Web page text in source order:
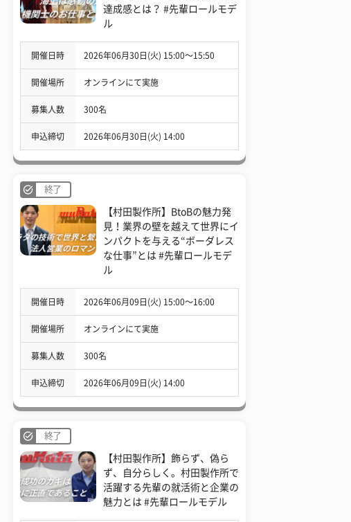
達成感とは？ #先輩ロールモデ
ル
開催日時 2026年06月30日(火) 15:00〜15:50
開催場所 オンラインにて実施
募集人数 300名
申込締切 2026年06月30日(火) 14:00
終了
【村田製作所】BtoBの魅力発
見！業界の壁を越えて世界にイ
ンパクトを与える“ボーダレス
な仕事”とは #先輩ロールモデ
ル
開催日時 2026年06月09日(火) 15:00〜16:00
開催場所 オンラインにて実施
募集人数 300名
申込締切 2026年06月09日(火) 14:00
終了
【村田製作所】飾らず、偽ら
ず、自分らしく。村田製作所で
活躍する先輩の就活術と企業の
魅力とは #先輩ロールモデル